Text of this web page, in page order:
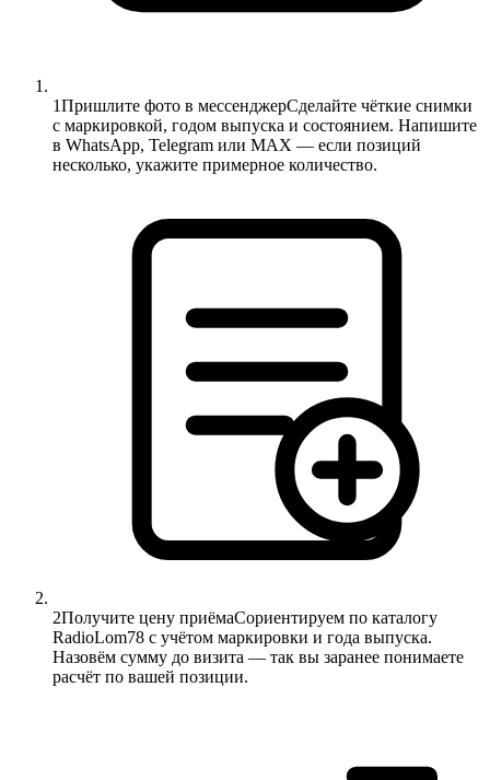
1Пришлите фото в мессенджерСделайте чёткие снимки
с маркировкой, годом выпуска и состоянием. Напишите
в WhatsApp, Telegram или MAX — если позиций
несколько, укажите примерное количество.
2Получите цену приёмаСориентируем по каталогу
RadioLom78 с учётом маркировки и года выпуска.
Назовём сумму до визита — так вы заранее понимаете
расчёт по вашей позиции.